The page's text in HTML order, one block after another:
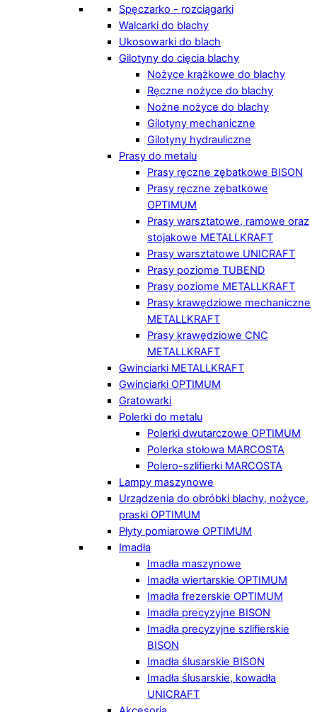
Spęczarko - rozciągarki
Walcarki do blachy
Ukosowarki do blach
Gilotyny do cięcia blachy
Nożyce krążkowe do blachy
Ręczne nożyce do blachy
Nożne nożyce do blachy
Gilotyny mechaniczne
Gilotyny hydrauliczne
Prasy do metalu
Prasy ręczne zębatkowe BISON
Prasy ręczne zębatkowe
OPTIMUM
Prasy warsztatowe, ramowe oraz
stojakowe METALLKRAFT
Prasy warsztatowe UNICRAFT
Prasy poziome TUBEND
Prasy poziome METALLKRAFT
Prasy krawędziowe mechaniczne
METALLKRAFT
Prasy krawędziowe CNC
METALLKRAFT
Gwinciarki METALLKRAFT
Gwinciarki OPTIMUM
Gratowarki
Polerki do metalu
Polerki dwutarczowe OPTIMUM
Polerka stołowa MARCOSTA
Polero-szlifierki MARCOSTA
Lampy maszynowe
Urządzenia do obróbki blachy, nożyce,
praski OPTIMUM
Płyty pomiarowe OPTIMUM
Imadła
Imadła maszynowe
Imadła wiertarskie OPTIMUM
Imadła frezerskie OPTIMUM
Imadła precyzyjne BISON
Imadła precyzyjne szlifierskie
BISON
Imadła ślusarskie BISON
Imadła ślusarskie, kowadła
UNICRAFT